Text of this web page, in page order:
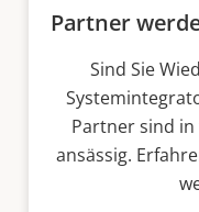
Partner
Sind Sie
Partner sind
ansässig.